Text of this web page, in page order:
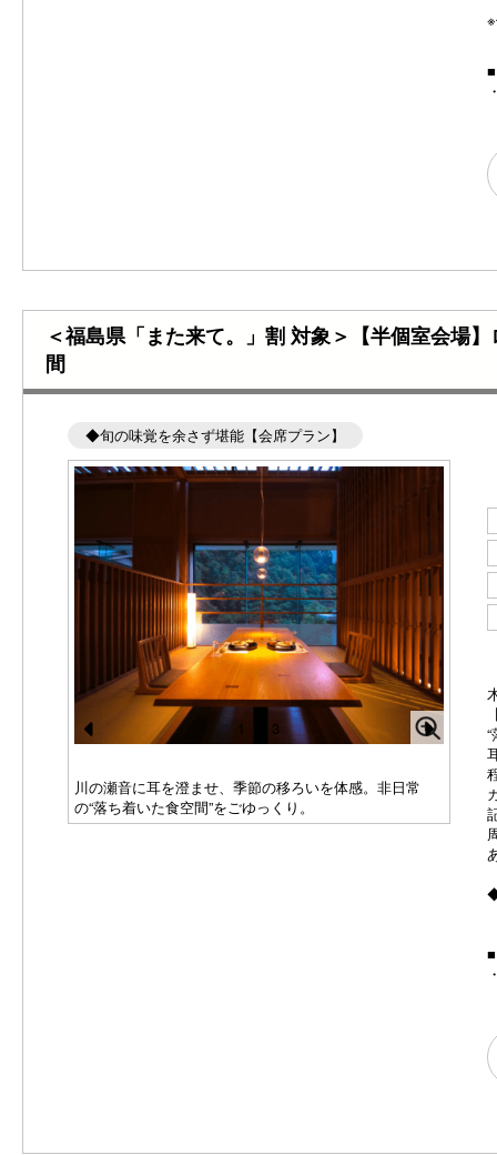
【
っ
＜福島県「また来て。」割 対象＞【半個室会場
間
◆旬の味覚を余さず堪能【会席プラン】
e
vi
川の瀬音に耳を澄ませ、季節の移ろいを体感。非日常
の“落ち着いた食空間”をごゆっくり。
感”
xt
1 3